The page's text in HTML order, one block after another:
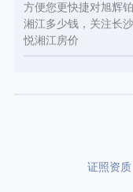
方便您更快捷对旭辉
湘江多少钱，关注长
悦湘江房价
证照资质